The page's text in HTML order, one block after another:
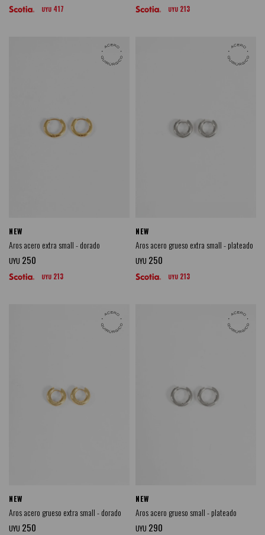
UYU 417 UYU 213
NEW
Aros acero extra small - dorado
UYU 250
UYU 213
NEW
Aros acero grueso extra small - plateado
UYU 250
UYU 213
NEW
Aros acero grueso extra small - dorado
UYU 250
NEW
Aros acero grueso small - plateado
UYU 290